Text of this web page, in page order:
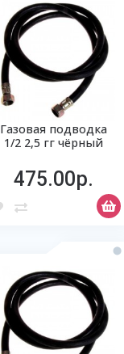
Газовая подводка
1/2 2,5 гг чёрный
475.00р.